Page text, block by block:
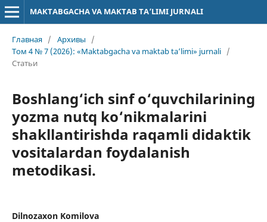
MAKTABGACHA VA MAKTAB TA’LIMI JURNALI
Главная / Архивы
/
Том 4 № 7 (2026): «Maktabgacha va maktab ta’limi» jurnali /
Статьи
Boshlang‘ich sinf o‘quvchilarining
yozma nutq ko‘nikmalarini
shakllantirishda raqamli didaktik
vositalardan foydalanish
metodikasi.
Dilnozaxon Komilova